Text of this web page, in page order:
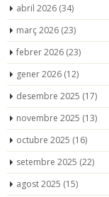
abril 2026 (34)
març 2026 (23)
febrer 2026 (23)
gener 2026 (12)
desembre 2025 (17)
novembre 2025 (13)
octubre 2025 (16)
setembre 2025 (22)
agost 2025 (15)